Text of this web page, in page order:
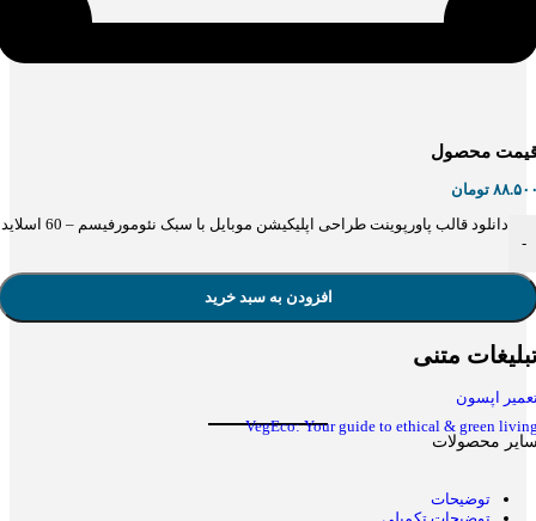
محصول
تومان
-
دانلود قالب پاورپوینت طراحی اپلیکیشن موبایل با سبک نئومورفیسم – 60 اسلاید تخصصی برای موفقیت بصری در دنیای دیجیتال عدد
افزودن به سبد خرید
متنی
اپسون
VegEco: Your guide to ethical & green
محصولات
توضیحات